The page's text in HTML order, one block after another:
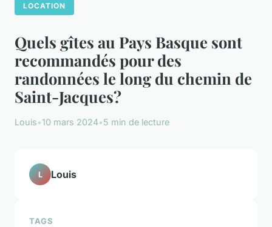
LOCATION
Quels gîtes au Pays Basque sont
recommandés pour des
randonnées le long du chemin de
Saint-Jacques?
Louis•10 mars 2024•5 min de lecture
L Louis
TAGS